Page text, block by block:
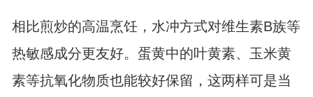
相比煎炒的高温烹饪，水冲方式对维生素B族等
热敏感成分更友好。蛋黄中的叶黄素、玉米黄
素等抗氧化物质也能较好保留，这两样可是当